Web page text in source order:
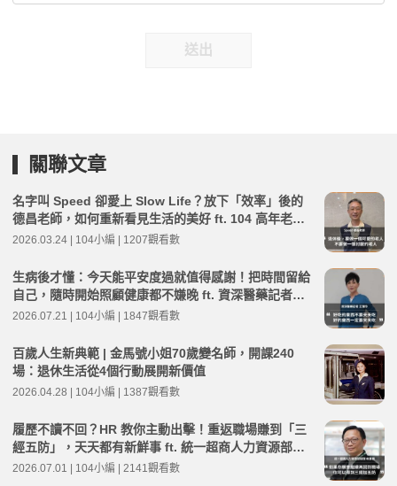
送出
關聯文章
名字叫 Speed 卻愛上 Slow Life？放下「效率」後的
德昌老師，如何重新看見生活的美好 ft. 104 高年老師
Speed 德昌 | 高年級不打烊 x 用 AI 點亮第二人生 EP2
2026.03.24 | 104小編 | 1207觀看數
生病後才懂：今天能平安度過就值得感謝！把時間留給
自己，隨時開始照顧健康都不嫌晚 ft. 資深醫藥記者王
瑞玲 | 高年級不打烊 x 用 AI 點亮第二人生 EP282
2026.07.21 | 104小編 | 1847觀看數
百歲人生新典範 | 金馬號小姐70歲變名師，開課240
場：退休生活從4個行動展開新價值
2026.04.28 | 104小編 | 1387觀看數
履歷不讀不回？HR 教你主動出擊！重返職場賺到「三
經五防」，天天都有新鮮事 ft. 統一超商人力資源部經
理 林宸碩 | 高年級不打烊 x 用 AI 點亮第二人生 EP279
2026.07.01 | 104小編 | 2141觀看數